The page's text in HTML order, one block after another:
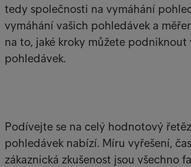
tedy společnosti na vymáhání
vymáhání vašich pohledávek a
na to, jaké kroky můžete
pohledávek.
Podívejte se na celý hodnotový
pohledávek nabízí. Míru vyřešení,
zákaznická zkušenost jsou